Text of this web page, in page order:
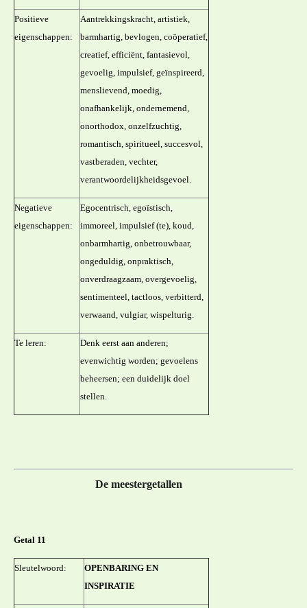
Positieve
eigenschappen:
Aantrekkingskracht, artistiek,
barmhartig, bevlogen, coöperatief,
creatief, efficiënt, fantasievol,
gevoelig, impulsief, geïnspireerd,
menslievend, moedig,
onafhankelijk, ondernemend,
onorthodox, onzelfzuchtig,
romantisch, spiritueel, succesvol,
vastberaden, vechter,
verantwoordelijkheidsgevoel.
Negatieve
eigenschappen:
Egocentrisch, egoïstisch,
immoreel, impulsief (te), koud,
onbarmhartig, onbetrouwbaar,
ongeduldig, onpraktisch,
onverdraagzaam, overgevoelig,
sentimenteel, tactloos, verbitterd,
verwaand, vulgiar, wispelturig.
Te leren:
Denk eerst aan anderen;
evenwichtig worden; gevoelens
beheersen; een duidelijk doel
stellen.
De meestergetallen
Getal 11
Sleutelwoord:
OPENBARING EN
INSPIRATIE